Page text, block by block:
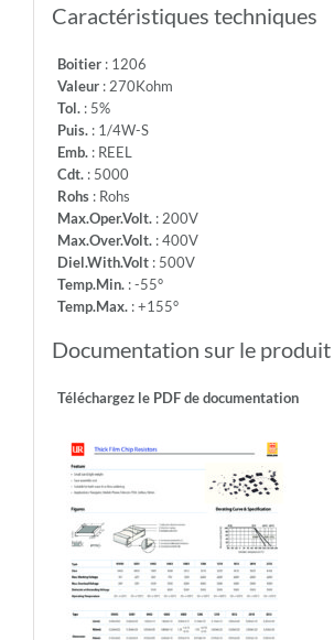
Caractéristiques techniques
Boitier: 1206
Valeur: 270Kohm
Tol.: 5%
Puis.: 1/4W-S
Emb.: REEL
Cdt.: 5000
Rohs: Rohs
Max.Oper.Volt.: 200V
Max.Over.Volt.: 400V
Diel.With.Volt: 500V
Temp.Min.: -55°
Temp.Max.: +155°
Documentation sur le produit
Téléchargez le PDF de documentation